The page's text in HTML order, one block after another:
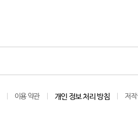
이용 약관 개인 정보 처리 방침 저